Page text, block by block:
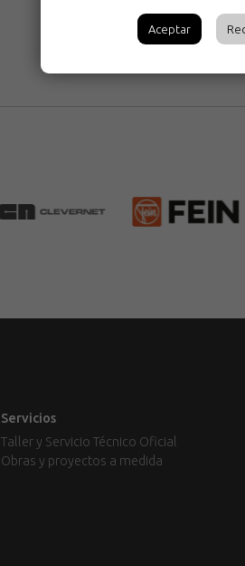
Servicios
Taller y Servicio Técnico Oficial
Obras y proyectos a medida
Aceptar